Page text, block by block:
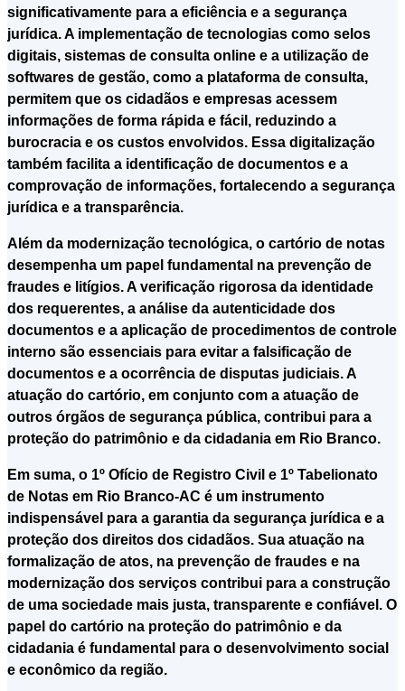
significativamente para a eficiência e a segurança
jurídica. A implementação de tecnologias como selos
digitais, sistemas de consulta online e a utilização de
softwares de gestão, como a plataforma de consulta,
permitem que os cidadãos e empresas acessem
informações de forma rápida e fácil, reduzindo a
burocracia e os custos envolvidos. Essa digitalização
também facilita a identificação de documentos e a
comprovação de informações, fortalecendo a segurança
jurídica e a transparência.
Além da modernização tecnológica, o cartório de notas
desempenha um papel fundamental na prevenção de
fraudes e litígios. A verificação rigorosa da identidade
dos requerentes, a análise da autenticidade dos
documentos e a aplicação de procedimentos de controle
interno são essenciais para evitar a falsificação de
documentos e a ocorrência de disputas judiciais. A
atuação do cartório, em conjunto com a atuação de
outros órgãos de segurança pública, contribui para a
proteção do patrimônio e da cidadania em Rio Branco.
Em suma, o 1º Ofício de Registro Civil e 1º Tabelionato
de Notas em Rio Branco-AC é um instrumento
indispensável para a garantia da segurança jurídica e a
proteção dos direitos dos cidadãos. Sua atuação na
formalização de atos, na prevenção de fraudes e na
modernização dos serviços contribui para a construção
de uma sociedade mais justa, transparente e confiável. O
papel do cartório na proteção do patrimônio e da
cidadania é fundamental para o desenvolvimento social
e econômico da região.